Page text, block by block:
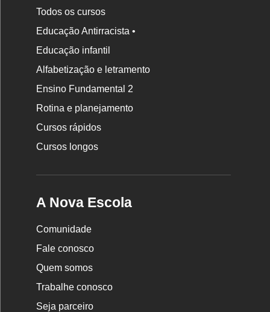
Todos os cursos
Educação Antirracista •
Educação infantil
Alfabetização e letramento
Ensino Fundamental 2
Rotina e planejamento
Cursos rápidos
Cursos longos
A Nova Escola
Comunidade
Fale conosco
Quem somos
Trabalhe conosco
Seja parceiro